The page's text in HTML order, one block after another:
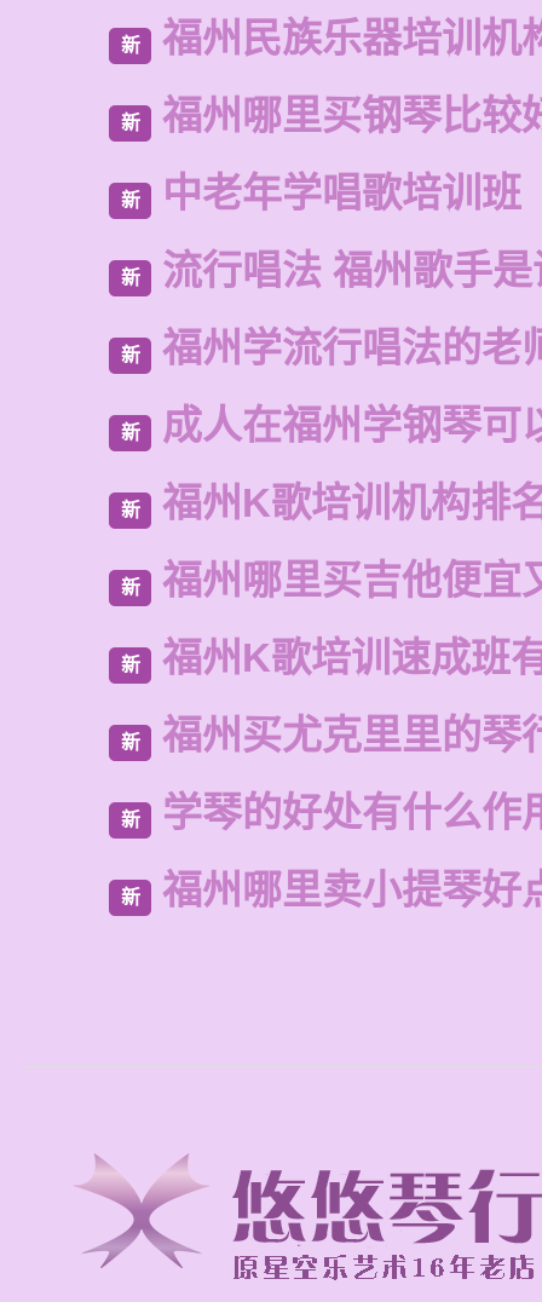
新 福州民族乐器培训机
新 福州哪里买钢琴比较
新 中老年学唱歌培训班
新 流行唱法 福州歌手是
新 福州学流行唱法的老
新 成人在福州学钢琴可
新 福州K歌培训机构排
新 福州哪里买吉他便宜
新 福州K歌培训速成班
新 福州买尤克里里的琴
新 学琴的好处有什么作
新 福州哪里卖小提琴好